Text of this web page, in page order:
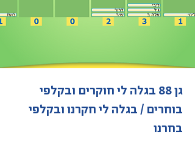
גן 88 בגלה לי חוקרים ובקלפי
בוחרים / בגלה לי חקרנו ובקלפי
בחרנו